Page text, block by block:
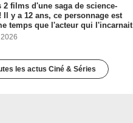
2 films d'une saga de science-
y a 12 ans, ce personnage est
temps que l'acteur qui l'incarnait
les actus Ciné & Séries